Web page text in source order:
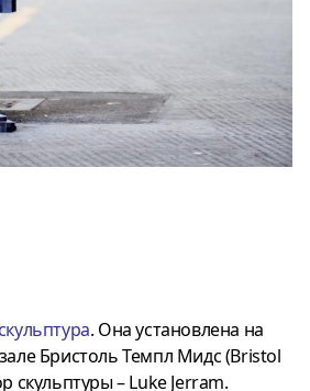
. Она установлена на
Бристоль Темпл Мидс (Bristol
скульптуры – Luke Jerram.